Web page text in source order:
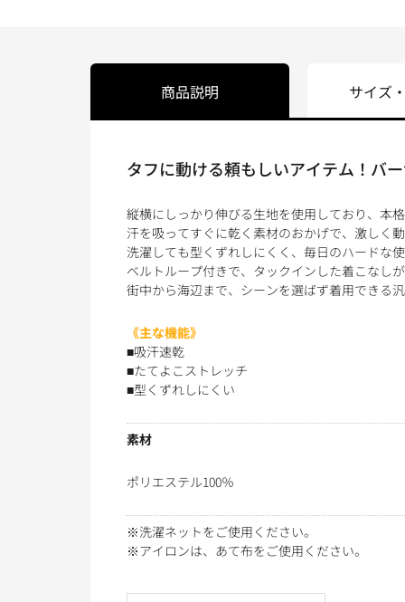
商品説明
タフに動ける頼もしいアイテム！バ
縦横にしっかり伸びる生地を使用しており、本
汗を吸ってすぐに乾く素材のおかげで、激しく
洗濯しても型くずれしにくく、毎日のハードな
ベルトループ付きで、タックインした着こなし
街中から海辺まで、シーンを選ばず着用できる
《主な機能》
■吸汗速乾
■たてよこストレッチ
■型くずれしにくい
素材
ポリエステル100％
※洗濯ネットをご使用ください。
※アイロンは、あて布をご使用ください。
サイズ